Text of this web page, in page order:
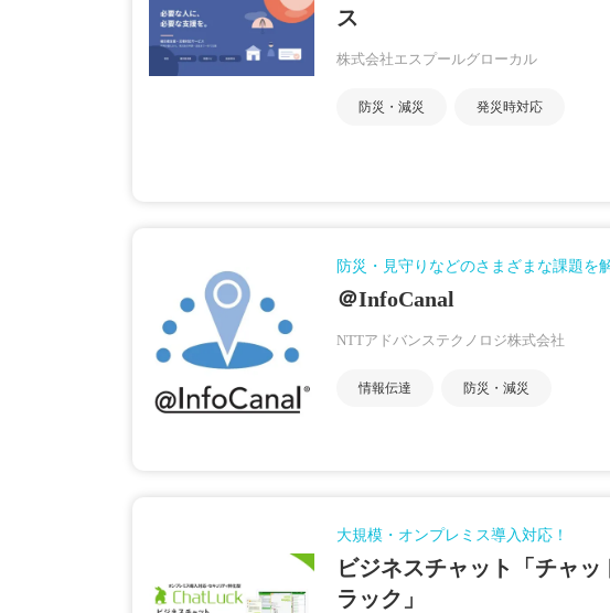
ス
株式会社エスプールグローカル
防災・減災 発災時対応
防災・見守りなどのさまざまな課題を
＠InfoCanal
NTTアドバンステクノロジ株式会社
情報伝達 防災・減災
大規模・オンプレミス導入対応！
ビジネスチャット「チャッ
ラック」